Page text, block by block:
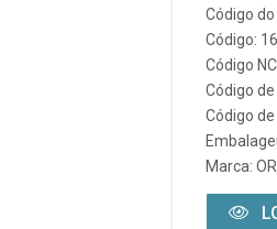
Código
Código:
Código
Código
Código
Marca: